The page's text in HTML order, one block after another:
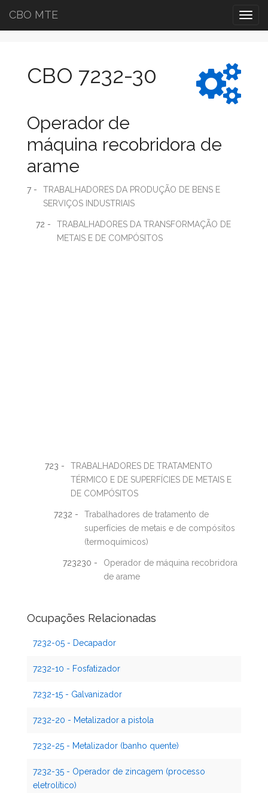
CBO MTE
CBO 7232-30
Operador de
máquina recobridora de
arame
7 -
TRABALHADORES DA PRODUÇÃO DE BENS E
SERVIÇOS INDUSTRIAIS
72 -
TRABALHADORES DA TRANSFORMAÇÃO DE
METAIS E DE COMPÓSITOS
723 -
TRABALHADORES DE TRATAMENTO
TÉRMICO E DE SUPERFÍCIES DE METAIS E
DE COMPÓSITOS
7232 -
Trabalhadores de tratamento de
superfícies de metais e de compósitos
(termoquímicos)
723230 -
Operador de máquina recobridora
de arame
Ocupações Relacionadas
7232-05 - Decapador
7232-10 - Fosfatizador
7232-15 - Galvanizador
7232-20 - Metalizador a pistola
7232-25 - Metalizador (banho quente)
7232-35 - Operador de zincagem (processo
eletrolítico)